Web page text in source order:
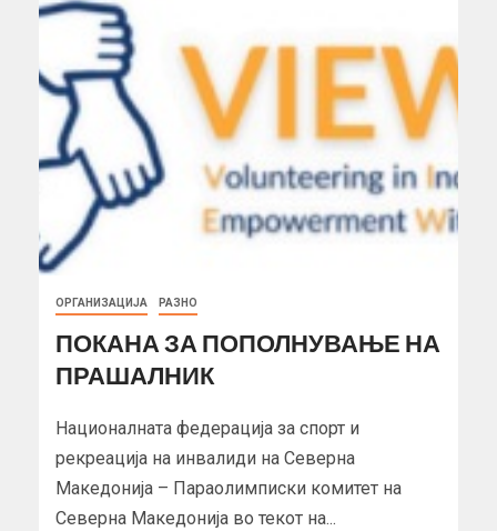
ОРГАНИЗАЦИЈА РАЗНО
ПОКАНА ЗА ПОПОЛНУВАЊЕ НА
ПРАШАЛНИК
Националната федерација за спорт и
рекреација на инвалиди на Северна
Македонија – Параолимписки комитет на
Северна Македонија во текот на...